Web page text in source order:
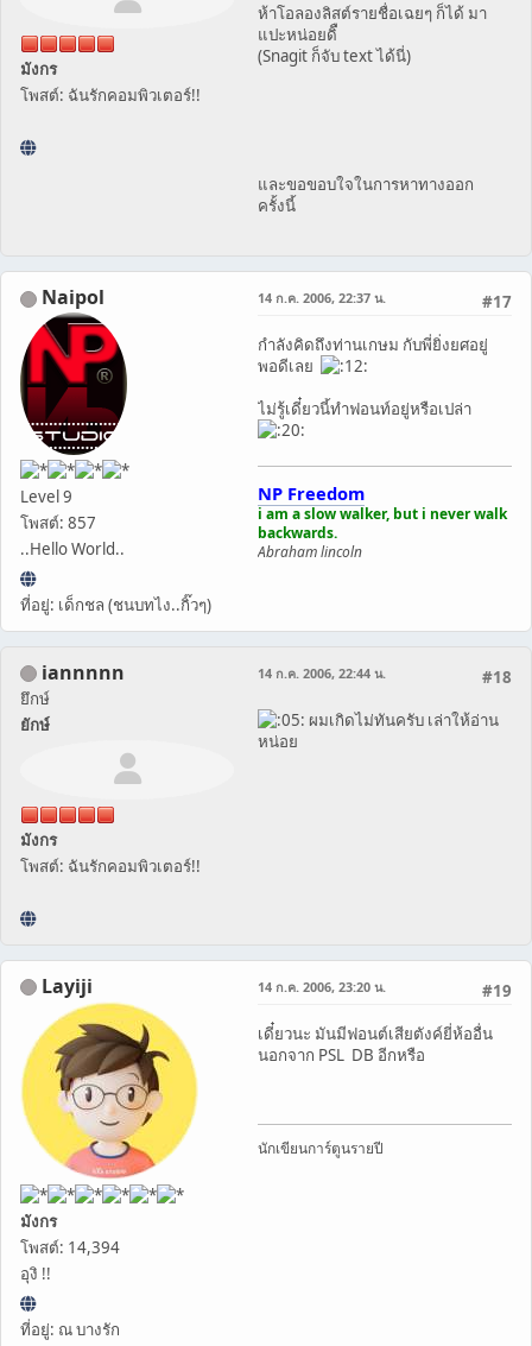
มังกร
โพสต์: ฉันรักคอมพิวเตอร์!!
ห้าโอลองลิสต์รายชื่อเฉยๆ ก็ได้ มา
แปะหน่อยดิื
(Snagit ก็จับ text ได้นี่)
และขอขอบใจในการหาทางออก
ครั้งนี้
Naipol
Level 9
โพสต์: 857
..Hello World..
ที่อยู่: เด็กชล (ชนบทไง..กิ๊วๆ)
#17
14 ก.ค. 2006, 22:37 น.
กำลังคิดถึงท่านเกษม กับพี่ยิ่งยศอยู่
พอดีเลย
ไม่รู้เดี๋ยวนี้ทำฟอนท์อยู่หรือเปล่า
NP Freedom
i am a slow walker, but i never walk
backwards.
Abraham lincoln
iannnnn
ยึกษ์
ยักษ์
มังกร
โพสต์: ฉันรักคอมพิวเตอร์!!
#18
14 ก.ค. 2006, 22:44 น.
ผมเกิดไม่ทันครับ เล่าให้อ่าน
หน่อย
Layiji
มังกร
โพสต์: 14,394
อุงิ !!
ที่อยู่: ณ บางรัก
#19
14 ก.ค. 2006, 23:20 น.
เดี๋ยวนะ มันมีฟอนต์เสียตังค์ยี่ห้ออื่น
นอกจาก PSL DB อีกหรือ
นักเขียนการ์ตูนรายปี